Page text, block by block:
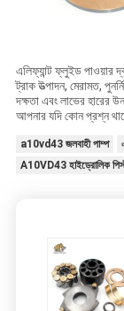
এলিফ্যান্ট ফ্লুইড পাওয়ার
ট্রাক উত্পাদন, মেরামত,
দক্ষতা এবং লাভের হারের
আপনার যদি কোন প্রশ্ন
a10vd43 জলবাহী পাম্প
A10VD43 হাইড্রোলিক